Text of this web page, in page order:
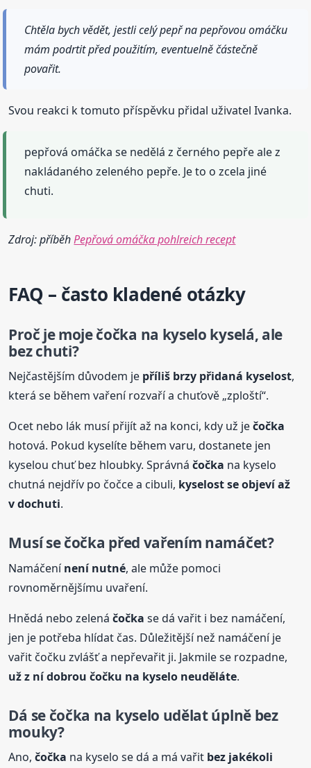
Chtěla bych vědět, jestli celý pepř na pepřovou omáčku
mám podrtit před použitím, eventuelně částečně
povařit.
Svou reakci k tomuto příspěvku přidal uživatel Ivanka.
pepřová omáčka se nedělá z černého pepře ale z
nakládaného zeleného pepře. Je to o zcela jiné
chuti.
Zdroj: příběhPepřová omáčka pohlreich recept
FAQ – často kladené otázky
Proč je moječočka na kyselo kyselá, ale
bez chuti?
Nejčastějším důvodem je příliš brzy přidaná kyselost,
která se během vaření rozvaří a chuťově „zploští“.
Ocet nebo lák musí přijít až na konci, kdy už ječočka
hotová. Pokud kyselíte během varu, dostanete jen
kyselou chuť bez hloubky. Správnáčočka na kyselo
chutná nejdřív po čočce a cibuli, kyselost se objeví až
v dochuti.
Musí sečočka před vařením namáčet?
Namáčenínení nutné, ale může pomoci
rovnoměrnějšímu uvaření.
Hnědá nebo zelenáčočka se dá vařit i bez namáčení,
jen je potřeba hlídat čas. Důležitější než namáčení je
vařit čočku zvlášť a nepřevařit ji. Jakmile se rozpadne,
už z ní dobrou čočku na kyselo neuděláte.
Dá se čočka na kyselo udělat úplně bez
mouky?
Ano,čočka na kyselo se dá a má vařit bez jakékoli